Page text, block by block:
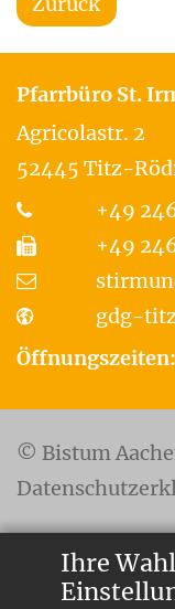
Ihre
Pfarrbüro St.
Agricolastr. 2
52445 Titz-
+49
+49
gdg-
© Bistum